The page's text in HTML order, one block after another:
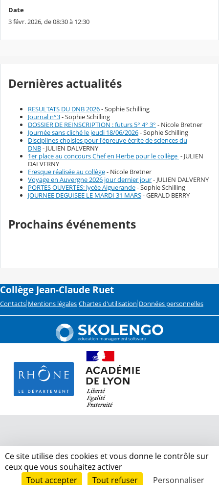
Date
3 févr. 2026, de 08:30 à 12:30
Dernières actualités
RESULTATS DU DNB 2026- Sophie Schilling
Journal n°3- Sophie Schilling
DOSSIER DE REINSCRIPTION : futurs 5° 4° 3° - Nicole Bretner
Journée sans cliché le jeudi 18/06/2026- Sophie Schilling
Disciplines choisies pour l'épreuve écrite de sciences du
DNB- JULIEN DALVERNY
1er place au concours Chef en Herbe pour le collège - JULIEN
DALVERNY
Fresque réalisée au collège- Nicole Bretner
Voyage en Auvergne 2026 jour dernier jour- JULIEN DALVERNY
PORTES OUVERTES: lycée Aiguerande- Sophie Schilling
JOURNEE DEGUISEE LE MARDI 31 MARS- GERALD BERRY
Prochains événements
Collège Jean-Claude Ruet
Contacts Mentions légales Chartes d'utilisation Données personnelles
Ce site utilise des cookies et vous donne le contrôle sur
ceux que vous souhaitez activer
Tout accepter
Tout refuser Personnaliser